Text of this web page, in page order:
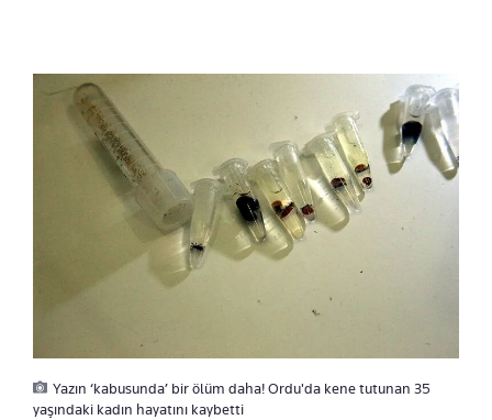
Yazın ‘kabusunda’ bir ölüm daha! Ordu'da kene tutunan 35
yaşındaki kadın hayatını kaybetti